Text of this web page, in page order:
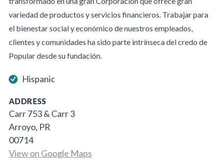
variedad de productos y servicios financieros. Trabajar para
el bienestar social y económico de nuestros empleados,
clientes y comunidades ha sido parte intrínseca del credo de
Popular desde su fundación.
Hispanic
ADDRESS
Carr 753 & Carr 3
Arroyo, PR
00714
View on Google Maps